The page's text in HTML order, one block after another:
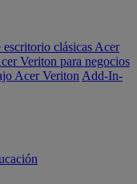
escritorio clásicas Acer
Veriton para negocios
Acer Veriton Add-In-